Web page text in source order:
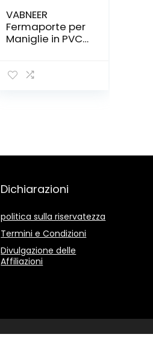
VABNEER
Fermaporte per
Maniglie in PVC
Maniglia della
Dichiarazioni
politica sulla riservatezza
Termini e Condizioni
Divulgazione delle
Affiliazioni